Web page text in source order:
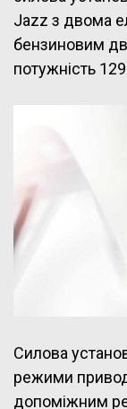
Jazz з двома
бензиновим
потужність
Силова
режими
допоміжним